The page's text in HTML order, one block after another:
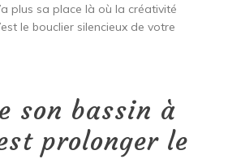
plus sa place là où la créativité
le bouclier silencieux de votre
son bassin à
prolonger le